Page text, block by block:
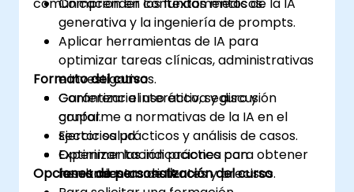
generativa y la ingeniería de prompts.
Aplicar herramientas de IA para
optimizar tareas clínicas, administrativas
e investigativas.
Garantizar el uso ético, seguro y
conforme a normativas de la IA en el
sector salud.
Optimizar las indicaciones para obtener
resultados consistentes y precisos.
Formato del curso
Conferencia interactiva y discusión
grupal.
Ejercicios prácticos y análisis de casos.
Experimentación práctica con
herramientas de IA.
Opciones de personalización del curso